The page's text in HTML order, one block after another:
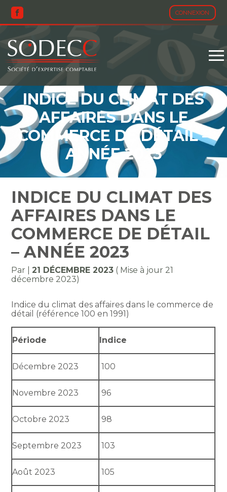
CONNEXION
Aller
au
contenu
INDICE DU CLIMAT DES
AFFAIRES DANS LE
COMMERCE DE DÉTAIL –
ANNÉE 2023
INDICE DU CLIMAT DES
AFFAIRES DANS LE
COMMERCE DE DÉTAIL
– ANNÉE 2023
Par |21 DÉCEMBRE 2023 ( Mise à jour 21
décembre 2023)
Indice du climat des affaires dans le commerce de
détail (référence 100 en 1991)
Période Indice
Décembre 2023 100
Novembre 2023 96
Octobre 2023 98
Septembre 2023 103
Août 2023 105